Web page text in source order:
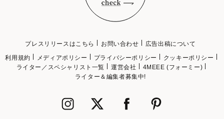
プレスリリースはこちら お問い合わせ
広告出稿について
利用規約
メディアポリシー プライバシーポリシー
クッキーポリシー
ライター／スペシャリスト一覧
運営会社
4MEEE (フォーミー)
ライター＆編集者募集中!